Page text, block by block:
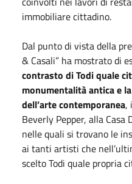
immobiliare cittadino.
Dal punto di vista della
& Casali” ha mostrato di
contrasto di Todi quale
monumentalità antica e
dell’arte contemporanea,
Beverly Pepper, alla
nelle quali si trovano le
ai tanti artisti che
scelto Todi quale propria